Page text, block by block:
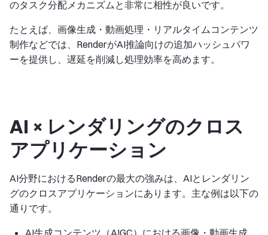
のタスク分配メカニズムと非常に相性が良いです。
たとえば、画像生成・動画処理・リアルタイムコンテンツ
制作などでは、RenderがAI推論向けの追加ハッシュパワ
ーを提供し、遅延を削減し処理効率を高めます。
AI × レンダリングのクロス
アプリケーション
AI分野におけるRenderの最大の強みは、AIとレンダリン
グのクロスアプリケーションにあります。主な例は以下の
通りです。